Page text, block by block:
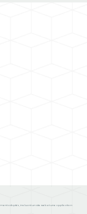
adaptés, incluant un site web et une application